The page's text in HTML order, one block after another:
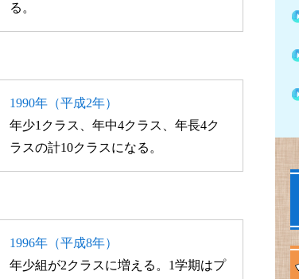
る。
1990年（平成2年）
年少1クラス、年中4クラス、年長4ク
ラスの計10クラスになる。
1996年（平成8年）
年少組が2クラスに増える。1学期はプ